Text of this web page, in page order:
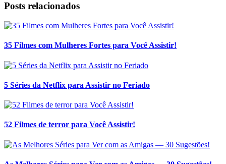
Posts relacionados
35 Filmes com Mulheres Fortes para Você Assistir!
5 Séries da Netflix para Assistir no Feriado
52 Filmes de terror para Você Assistir!